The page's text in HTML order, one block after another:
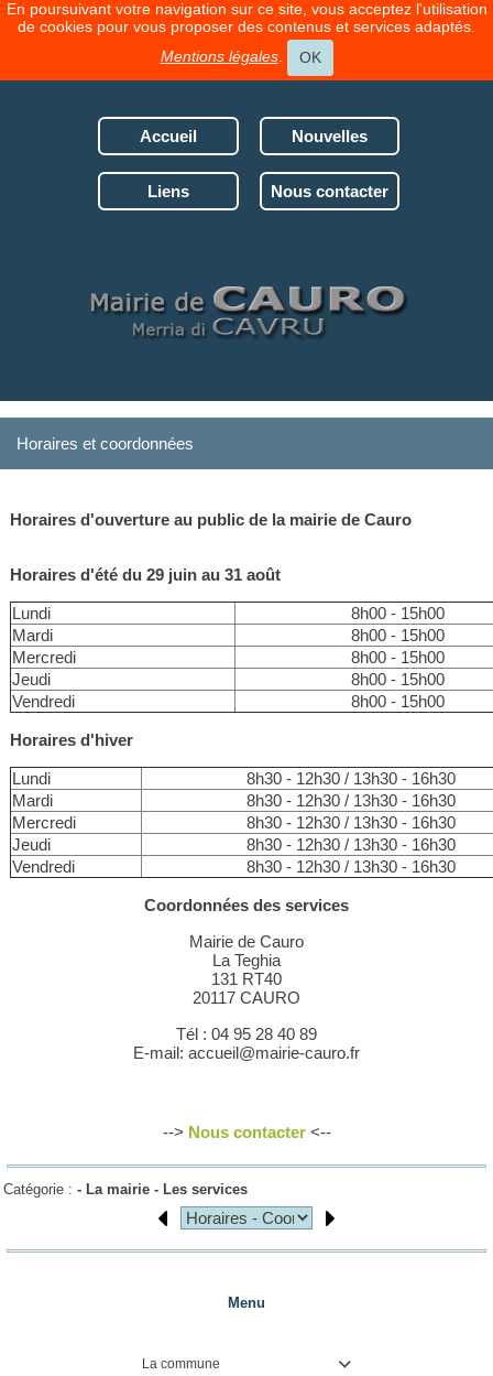
En poursuivant votre navigation sur ce site, vous acceptez l'utilisation
de cookies pour vous proposer des contenus et services adaptés.
Mentions légales. OK
Accueil Nouvelles
Liens Nous contacter
Horaires et coordonnées
Horaires d'ouverture au public de la mairie de Cauro
Horaires d'été du 29 juin au 31 août
Lundi
8h00 - 15h00
Mardi
8h00 - 15h00
Mercredi
8h00 - 15h00
Jeudi
8h00 - 15h00
Vendredi
8h00 - 15h00
Horaires d'hiver
Lundi
8h30 - 12h30 / 13h30 - 16h30
Mardi
8h30 - 12h30 / 13h30 - 16h30
Mercredi
8h30 - 12h30 / 13h30 - 16h30
Jeudi
8h30 - 12h30 / 13h30 - 16h30
Vendredi
8h30 - 12h30 / 13h30 - 16h30
Coordonnées des services
Mairie de Cauro
La Teghia
131 RT40
20117 CAURO
Tél : 04 95 28 40 89
E-mail: accueil@mairie-cauro.fr
--> Nous contacter<--
Catégorie : - La mairie - Les services
Menu
La commune 